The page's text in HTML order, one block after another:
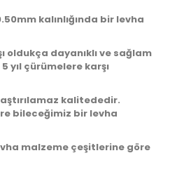
kalınlığında bir levha
oldukça dayanıklı ve sağlam
yıl çürümelere karşı
kalitededir.
bileceğimiz bir levha
malzeme çeşitlerine göre